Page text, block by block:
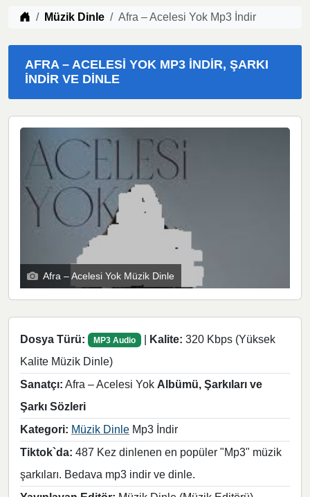
Müzik indir
Müzik Dinle Afra – Acelesi Yok Mp3 İndir
AFRA – ACELESI YOK MP3 İNDIR, ŞARKI
İNDIR VE DINLE
Afra – Acelesi Yok Müzik Dinle
Dosya Türü: MP3 Audio | Kalite: 320 Kbps (Yüksek
Kalite Müzik Dinle)
Sanatçı: Afra – Acelesi Yok Albümü, Şarkıları ve
Şarkı Sözleri
Kategori: Müzik Dinle Mp3 İndir
Tiktok`da: 487 Kez dinlenen en popüler "Mp3" müzik
şarkıları. Bedava mp3 indir ve dinle.